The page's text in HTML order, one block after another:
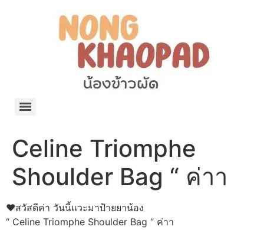
Celine Triomphe
Shoulder Bag “ ค่าา
❤️สวัสดีค่า วันนี้แวะมาป้ายยาน้อง
“ Celine Triomphe Shoulder Bag “ ค่าา